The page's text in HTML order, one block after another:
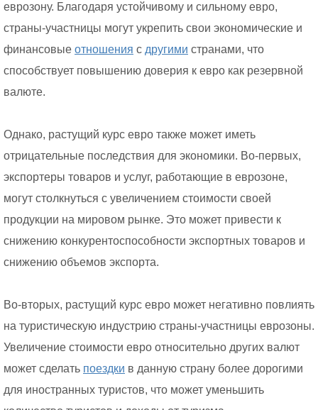
еврозону. Благодаря устойчивому и сильному евро,
страны-участницы могут укрепить свои экономические и
финансовые отношения с другими странами, что
способствует повышению доверия к евро как резервной
валюте.
Однако, растущий курс евро также может иметь
отрицательные последствия для экономики. Во-первых,
экспортеры товаров и услуг, работающие в еврозоне,
могут столкнуться с увеличением стоимости своей
продукции на мировом рынке. Это может привести к
снижению конкурентоспособности экспортных товаров и
снижению объемов экспорта.
Во-вторых, растущий курс евро может негативно повлиять
на туристическую индустрию страны-участницы еврозоны.
Увеличение стоимости евро относительно других валют
может сделать поездки в данную страну более дорогими
для иностранных туристов, что может уменьшить